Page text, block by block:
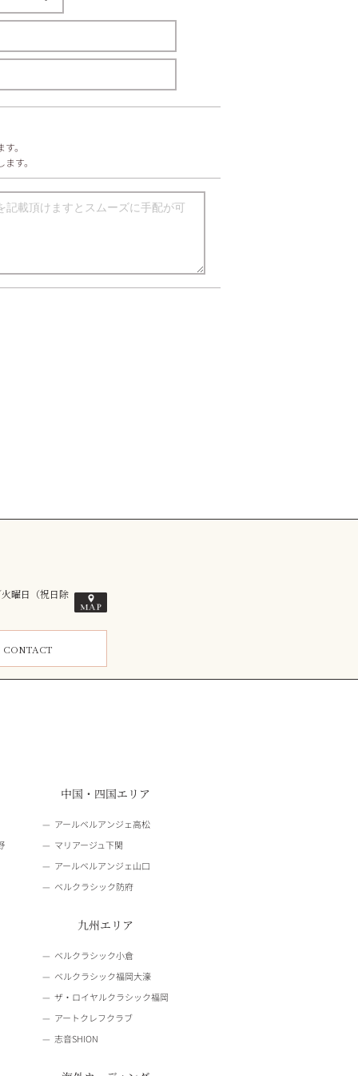
。
す。
曜日（祝日除
CONTACT
中国・四国エリア
アールベルアンジェ高松
マリアージュ下関
アールベルアンジェ山口
ベルクラシック防府
九州エリア
ベルクラシック小倉
ベルクラシック福岡大濠
ザ・ロイヤルクラシック福岡
アートクレフクラブ
志音SHION